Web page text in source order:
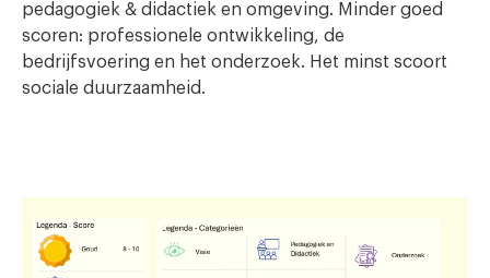
pedagogiek & didactiek en omgeving. Minder goed
scoren: professionele ontwikkeling, de
bedrijfsvoering en het onderzoek. Het minst scoort
sociale duurzaamheid.